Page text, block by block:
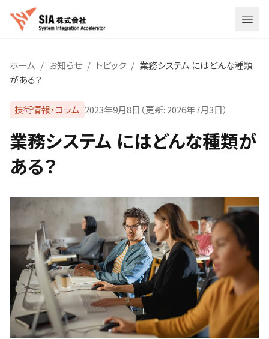
メニ
ホーム / お知らせ / トピック / 業務システム にはどんな種類
がある？
技術情報・コラム 2023年9月8日 （更新: 2026年7月3日）
業務システム にはどんな種類が
ある？